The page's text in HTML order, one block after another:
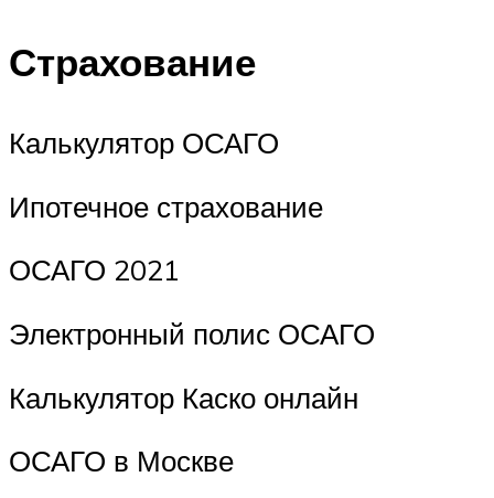
Страхование
Калькулятор ОСАГО
Ипотечное страхование
ОСАГО 2021
Электронный полис ОСАГО
Калькулятор Каско онлайн
ОСАГО в Москве